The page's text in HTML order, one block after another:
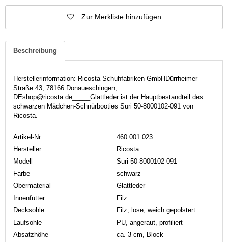
Zur Merkliste hinzufügen
Beschreibung
Herstellerinformation: Ricosta Schuhfabriken GmbHDürrheimer
Straße 43, 78166 Donaueschingen,
DEshop@ricosta.de_____Glattleder ist der Hauptbestandteil des
schwarzen Mädchen-Schnürbooties Suri 50-8000102-091 von
Ricosta.
Artikel-Nr.
460 001 023
Hersteller
Ricosta
Modell
Suri 50-8000102-091
Farbe
schwarz
Obermaterial
Glattleder
Innenfutter
Filz
Decksohle
Filz, lose, weich gepolstert
Laufsohle
PU, angeraut, profiliert
Absatzhöhe
ca. 3 cm, Block